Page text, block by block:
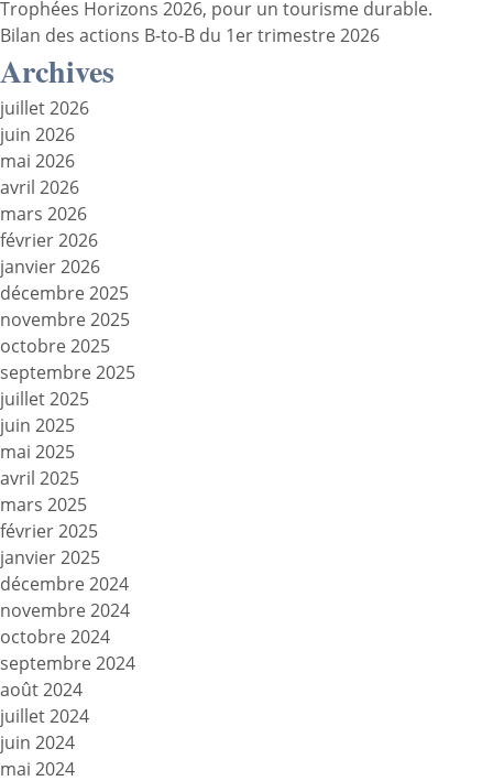
Trophées Horizons 2026, pour un tourisme durable.
Bilan des actions B-to-B du 1er trimestre 2026
Archives
juillet 2026
juin 2026
mai 2026
avril 2026
mars 2026
février 2026
janvier 2026
décembre 2025
novembre 2025
octobre 2025
septembre 2025
juillet 2025
juin 2025
mai 2025
avril 2025
mars 2025
février 2025
janvier 2025
décembre 2024
novembre 2024
octobre 2024
septembre 2024
août 2024
juillet 2024
juin 2024
mai 2024